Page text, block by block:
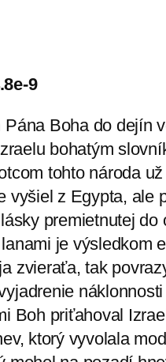
9
Boha do dejín
bohatým
tohto národa
vyšiel z Egypta, ale
premietnutej
je výsledkom
zvieraťa, tak
Boh priťahoval
ktorý vyvolala